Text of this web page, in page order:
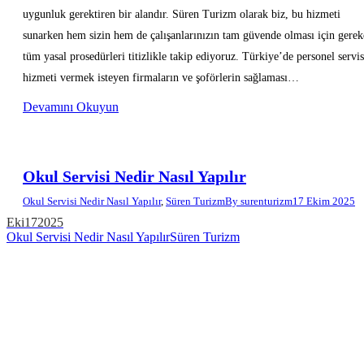
uygunluk gerektiren bir alandır. Süren Turizm olarak biz, bu hizmeti
sunarken hem sizin hem de çalışanlarınızın tam güvende olması için
tüm yasal prosedürleri titizlikle takip ediyoruz. Türkiye’de personel
hizmeti vermek isteyen firmaların ve şoförlerin sağlaması…
Devamını Okuyun
Okul Servisi Nedir Nasıl Yapılır
Okul Servisi Nedir Nasıl Yapılır, Süren TurizmBy surenturizm17 Ekim 2025
Eki172025
Okul Servisi Nedir Nasıl YapılırSüren Turizm